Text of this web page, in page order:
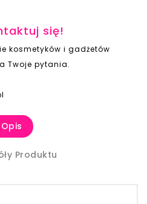
się!
kosmetyków i gadżetów
Twoje pytania.
Opis
Produktu